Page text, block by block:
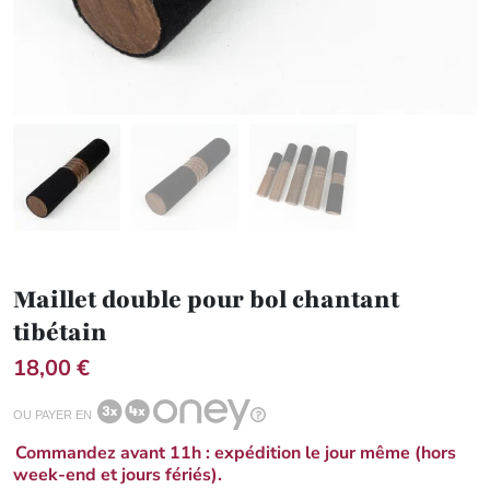
Maillet double pour bol chantant
tibétain
18,00 €
OU PAYER EN
Commandez avant 11h : expédition le jour même (hors
week-end et jours fériés).